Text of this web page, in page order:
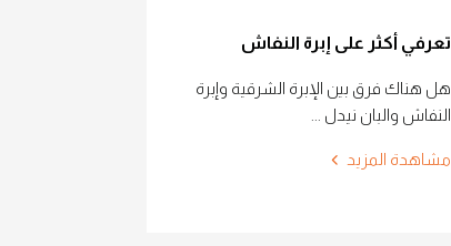
تعرفي أكثر على إبرة النفاش
هل هناك فرق بين الإبرة الشرقية وإبرة
النفاش والبان نيدل ...
مشاهدة المزيد